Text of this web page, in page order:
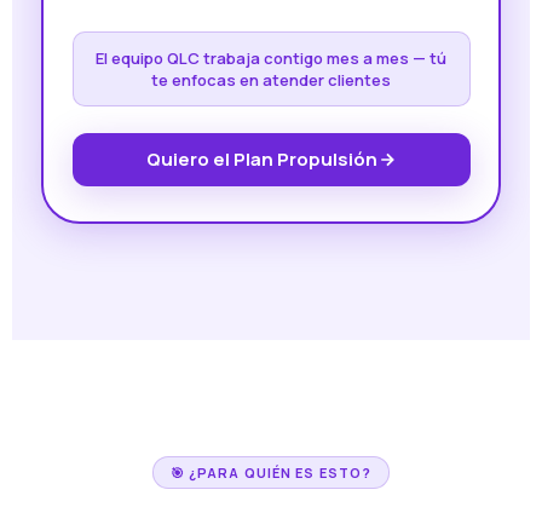
El equipo QLC trabaja contigo mes a mes — tú
te enfocas en atender clientes
Quiero el Plan Propulsión
🎯 ¿PARA QUIÉN ES ESTO?